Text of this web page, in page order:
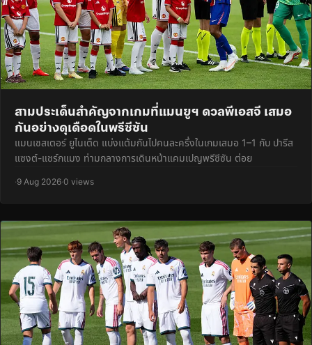
สามประเด็นสำคัญจากเกมที่แมนยูฯ ดวลพีเอสจี เสมอ
กันอย่างดุเดือดในพรีซีซัน
แมนเชสเตอร์ ยูไนเต็ด แบ่งแต้มกันไปคนละครึ่งในเกมเสมอ 1–1 กับ ปารีส
แซงต์-แชร์กแมง ท่ามกลางการเดินหน้าแคมเปญพรีซีซัน ต่อย
·9 Aug 2026·0 views